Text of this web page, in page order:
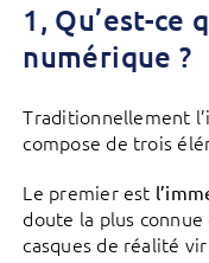
1, Qu’est-ce
numérique ?
Traditionnellement
compose de trois
Le premier est
doute la plus
casques de réalité